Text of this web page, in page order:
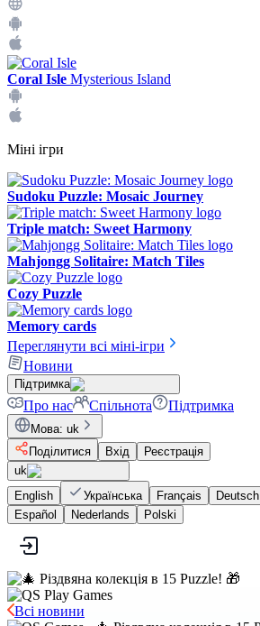
Coral Isle Mysterious Island
Міні ігри
Sudoku Puzzle: Mosaic Journey
Triple match: Sweet Harmony
Mahjongg Solitaire: Match Tiles
Cozy Puzzle
Memory cards
Переглянути всі міні-ігри
Новини
Підтримка
Про нас Спільнота Підтримка
Мова: uk
Поділитися
Вхід
Реєстрація
uk
English
Українська Français Deutsch
Español
Nederlands Polski
Всі новини